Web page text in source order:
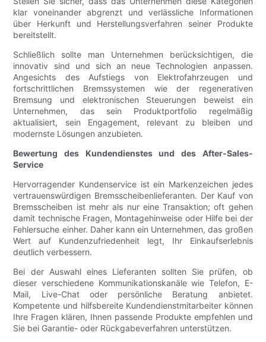
klar voneinander abgrenzt und verlässliche Informationen
über Herkunft und Herstellungsverfahren seiner Produkte
bereitstellt.
Schließlich sollte man Unternehmen berücksichtigen, die
innovativ sind und sich an neue Technologien anpassen.
Angesichts des Aufstiegs von Elektrofahrzeugen und
fortschrittlichen Bremssystemen wie der regenerativen
Bremsung und elektronischen Steuerungen beweist ein
Unternehmen, das sein Produktportfolio regelmäßig
aktualisiert, sein Engagement, relevant zu bleiben und
modernste Lösungen anzubieten.
Bewertung des Kundendienstes und des After-Sales-
Service
Hervorragender Kundenservice ist ein Markenzeichen jedes
vertrauenswürdigen Bremsscheibenlieferanten. Der Kauf von
Bremsscheiben ist mehr als nur eine Transaktion; oft gehen
damit technische Fragen, Montagehinweise oder Hilfe bei der
Fehlersuche einher. Daher kann ein Unternehmen, das großen
Wert auf Kundenzufriedenheit legt, Ihr Einkaufserlebnis
deutlich verbessern.
Bei der Auswahl eines Lieferanten sollten Sie prüfen, ob
dieser verschiedene Kommunikationskanäle wie Telefon, E-
Mail, Live-Chat oder persönliche Beratung anbietet.
Kompetente und hilfsbereite Kundendienstmitarbeiter können
Ihre Fragen klären, Ihnen passende Produkte empfehlen und
Sie bei Garantie- oder Rückgabeverfahren unterstützen.